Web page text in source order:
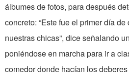
álbumes de fotos, para después
concreto: “Este fue el primer día
nuestras chicas”, dice señalando
poniéndose en marcha para ir a
comedor donde hacían los